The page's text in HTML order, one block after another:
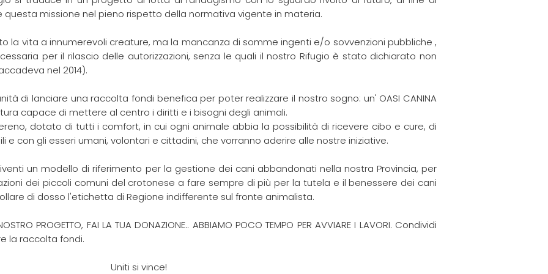
missione nel pieno rispetto della normativa vigente in materia.
la vita a innumerevoli creature, ma la mancanza di somme ingenti e/o sovvenzioni pubbliche ,
per il rilascio delle autorizzazioni, senza le quali il nostro Rifugio è stato dichiarato non
nel 2014).
di lanciare una raccolta fondi benefica per poter realizzare il nostro sogno: un' OASI CANINA
capace di mettere al centro i diritti e i bisogni degli animali.
dotato di tutti i comfort, in cui ogni animale abbia la possibilità di ricevere cibo e cure, di
e con gli esseri umani, volontari e cittadini, che vorranno aderire alle nostre iniziative.
un modello di riferimento per la gestione dei cani abbandonati nella nostra Provincia, per
dei piccoli comuni del crotonese a fare sempre di più per la tutela e il benessere dei cani
di dosso l'etichetta di Regione indifferente sul fronte animalista.
PROGETTO, FAI LA TUA DONAZIONE.. ABBIAMO POCO TEMPO PER AVVIARE I LAVORI. Condividi
la raccolta fondi.
Uniti si vince!